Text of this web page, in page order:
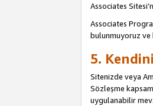
Associates
Associates
bulunmuyoruz ve
5.
Sitenizde veya
Sözleşme
uygulanabilir